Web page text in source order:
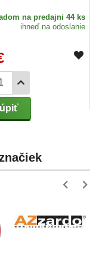
na predajni 44 ks
ihneď na odoslanie